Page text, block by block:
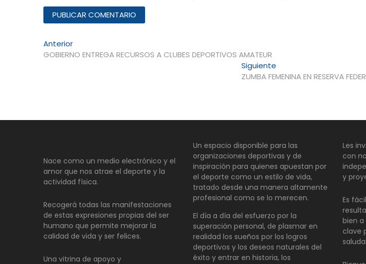
Navegación
de
AnteriorEntrada
anterior:
GOBIERNO ENTREGA RECURSOS A CLUBES DEPORTIVOS AMATEUR
Siguiente
siguiente:
ZUMBA FEMENINA EN RESERVA
Nace como un medio electrónico y el
amor que nos atrae el deporte y la
actividad física.
Recogerá todas las manifestaciones
de estas expresiones propias del ser
humano que permite mejorar la
calidad de vida y ser felices.
Una vitrina de apoyo y
Un espacio disponible para las
organizaciones deportivas y de
inspiración para quienes apuestan por
el deporte como un estilo de vida,
tratado desde una manera altamente
profesional como se lo merecen.
El día a día del esfuerzo por la
superación personal, de plasmar en
realidad los sueños por los logros
deportivos y los deseos naturales del
éxito y entrar en historia, los
Les
con
y
Es
bien a
clave